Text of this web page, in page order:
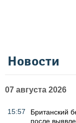
Новости
07 августа 2026
15:57
Британский
после